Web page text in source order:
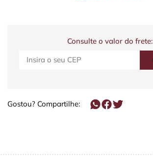
Consulte o valor do frete:
Gostou? Compartilhe: